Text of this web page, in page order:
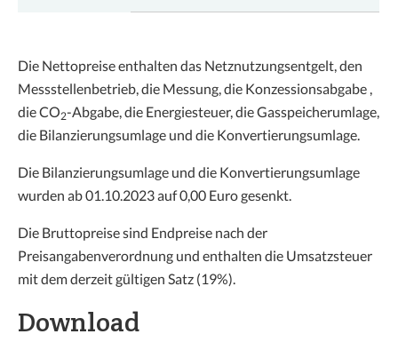
Die Nettopreise enthalten das Netznutzungsentgelt, den
Messstellenbetrieb, die Messung, die Konzessionsabgabe ,
die CO2-Abgabe, die Energiesteuer, die Gasspeicherumlage,
die Bilanzierungsumlage und die Konvertierungsumlage.
Die Bilanzierungsumlage und die Konvertierungsumlage
wurden ab 01.10.2023 auf 0,00 Euro gesenkt.
Die Bruttopreise sind Endpreise nach der
Preisangabenverordnung und enthalten die Umsatzsteuer
mit dem derzeit gültigen Satz (19%).
Download